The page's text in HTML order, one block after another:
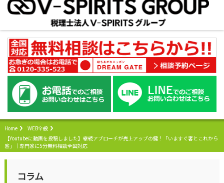
Home
WEB全般
【Youtubeに動画を投稿しました】継続アプローチが売上アップの鍵！「いますぐ客とこれから
客」｜専門家に5分無料相談全国対応
コラム